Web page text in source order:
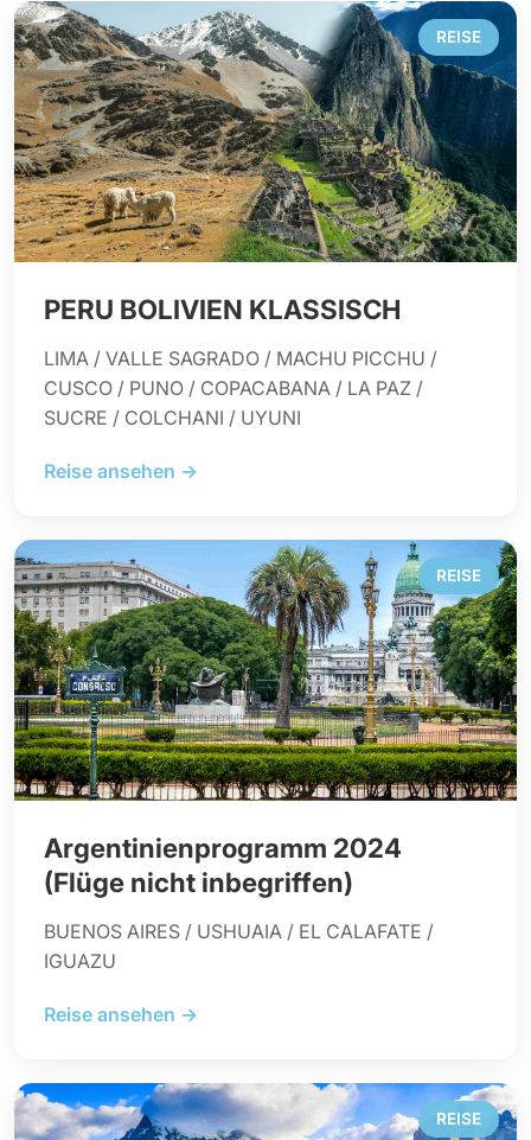
REISE
PERU BOLIVIEN KLASSISCH
LIMA / VALLE SAGRADO / MACHU PICCHU /
CUSCO / PUNO / COPACABANA / LA PAZ /
SUCRE / COLCHANI / UYUNI
Reise ansehen →
REISE
Argentinienprogramm 2024
(Flüge nicht inbegriffen)
BUENOS AIRES / USHUAIA / EL CALAFATE /
IGUAZU
Reise ansehen →
REISE